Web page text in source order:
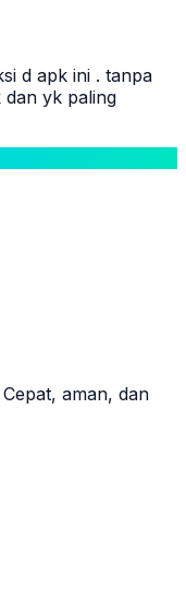
d apk ini . tanpa
dan yk paling
aman, dan